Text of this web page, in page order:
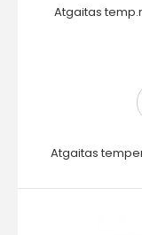
Atgaitas
Atgaitas